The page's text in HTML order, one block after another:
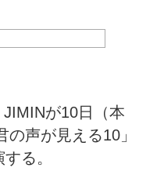
JIMINが10日（本
声が見える10」
る。